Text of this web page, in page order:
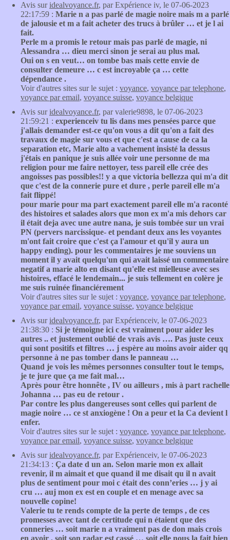
Avis suridealvoyance.fr, par Expérience iv, le 07-06-2023
22:17:59 : Marie n a pas parlé de magie noire mais m a parlé
de jalousie et m a fait acheter des trucs à brûler … et je l ai
fait.
Perle m a promis le retour mais pas parlé de magie, ni
Alessandra … dieu merci sinon je serai au plus mal.
Oui on s en veut… on tombe bas mais cette envie de
consulter demeure … c est incroyable ça … cette
dépendance .
Voir d'autres sites sur le sujet : voyance, voyance par telephone,
voyance par email, voyance suisse, voyance belgique
Avis suridealvoyance.fr, par valerie9898, le 07-06-2023
21:59:21 : experienceiv tu lis dans mes pensées parce que
j'allais demander est-ce qu'on vous a dit qu'on a fait des
travaux de magie sur vous et que c'est a cause de ca la
separation etc, Marie alto a vachement insisté la dessus
j'étais en panique je suis allée voir une personne de ma
religion pour me faire nettoyer, tess pareil elle crée des
angoisses pas possibles!! y a que victoria bellezza qui m'a dit
que c'est de la connerie pure et dure , perle pareil elle m'a
fait flippé!
pour marie pour ma part exactement pareil elle m'a raconté
des histoires et salades alors que mon ex m'a mis dehors car
il était deja avec une autre nana, je suis tombée sur un vrai
PN (pervers narcissique- et pendant deux ans les voyantes
m'ont fait croire que c'est ça l'amour et qu'il y aura un
happy ending). pour les commentaires je me souviens un
moment il y avait quelqu'un qui avait laissé un commentaire
negatif a marie alto en disant qu'elle est mielleuse avec ses
histoires, effacé le lendemain... je suis tellement en colère je
me suis ruinée financiérement
Voir d'autres sites sur le sujet : voyance, voyance par telephone,
voyance par email, voyance suisse, voyance belgique
Avis suridealvoyance.fr, par Expérienceiv, le 07-06-2023
21:38:30 : Si je témoigne ici c est vraiment pour aider les
autres .. et justement oublié de vrais avis …. Pas juste ceux
qui sont positifs et filtres … j espère au moins avoir aider qq
personne à ne pas tomber dans le panneau …
Quand je vois les mêmes personnes consulter tout le temps,
je te jure que ça me fait mal…
Après pour être honnête , IV ou ailleurs , mis à part rachelle
Johanna … pas eu de retour .
Par contre les plus dangereuses sont celles qui parlent de
magie noire … ce st anxiogène ! On a peur et la Ca devient l
enfer.
Voir d'autres sites sur le sujet : voyance, voyance par telephone,
voyance par email, voyance suisse, voyance belgique
Avis suridealvoyance.fr, par Expérienceiv, le 07-06-2023
21:34:13 : Ça date d un an. Selon marie mon ex allait
revenir, il m aimait et que quand il me disait qu il n avait
plus de sentiment pour moi c était des conn’eries … j y ai
cru … auj mon ex est en couple et en menage avec sa
nouvelle copine!
Valerie tu te rends compte de la perte de temps , de ces
promesses avec tant de certitude qui n étaient que des
conneries … soit marie n a vraiment pas de don mais crois
en avoir , soit son radar est cassé … soit elle nous la fait bien